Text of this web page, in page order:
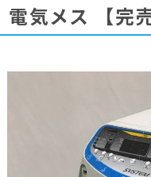
電気メス 【完